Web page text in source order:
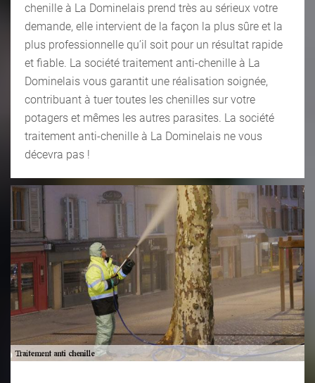
chenille à La Dominelais prend très au sérieux votre
demande, elle intervient de la façon la plus sûre et la
plus professionnelle qu’il soit pour un résultat rapide
et fiable. La société traitement anti-chenille à La
Dominelais vous garantit une réalisation soignée,
contribuant à tuer toutes les chenilles sur votre
potagers et mêmes les autres parasites. La société
traitement anti-chenille à La Dominelais ne vous
décevra pas !